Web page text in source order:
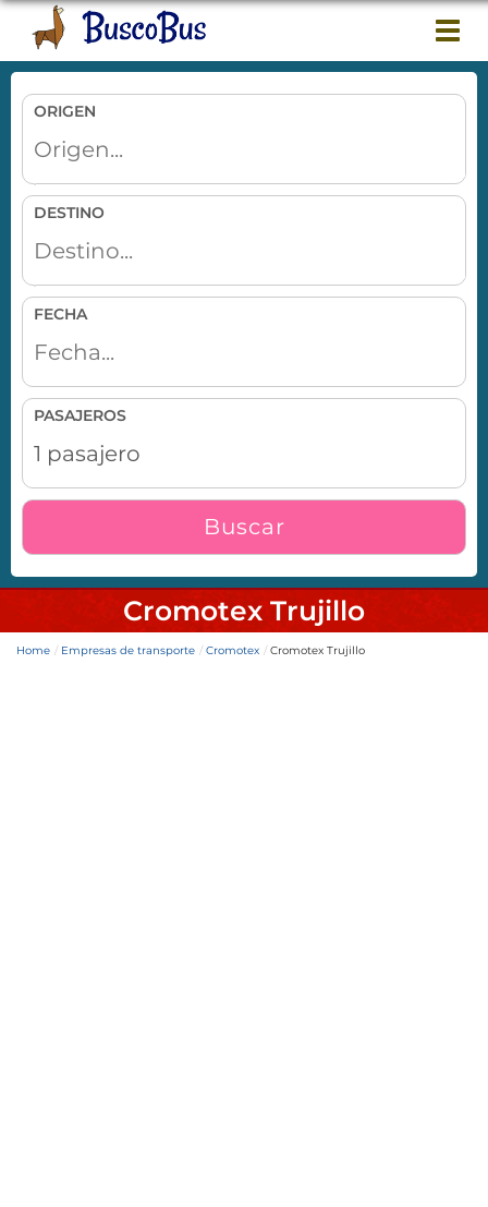
ORIGEN
DESTINO
FECHA
PASAJEROS
Buscar
Cromotex Trujillo
Home Empresas de transporte Cromotex Cromotex Trujillo